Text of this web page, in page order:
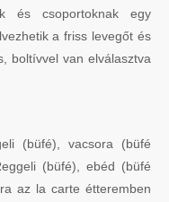
és csoportoknak egy
a friss levegőt és
boltívvel van elválasztva
(büfé), vacsora (büfé
(büfé), ebéd (büfé
az la carte étteremben